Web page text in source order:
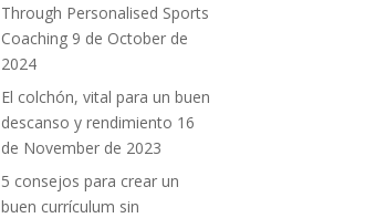
Through Personalised Sports
Coaching 9 de October de
2024
El colchón, vital para un buen
descanso y rendimiento 16
de November de 2023
5 consejos para crear un
buen currículum sin